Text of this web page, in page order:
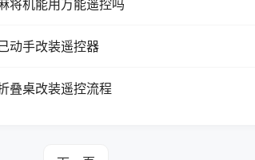
将机能用万能遥控吗
动手改装遥控器
叠桌改装遥控流程